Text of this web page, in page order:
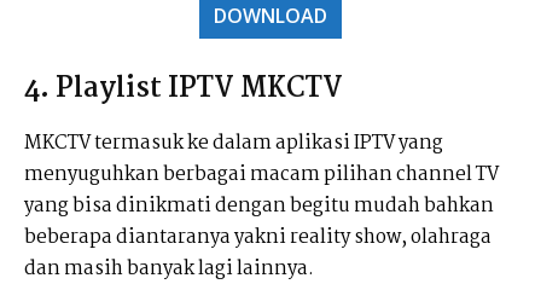
DOWNLOAD
4. Playlist IPTV MKCTV
MKCTV termasuk ke dalam aplikasi IPTV yang
menyuguhkan berbagai macam pilihan channel TV
yang bisa dinikmati dengan begitu mudah bahkan
beberapa diantaranya yakni reality show, olahraga
dan masih banyak lagi lainnya.